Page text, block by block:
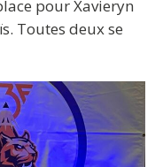
pour Xavieryn
Toutes deux se